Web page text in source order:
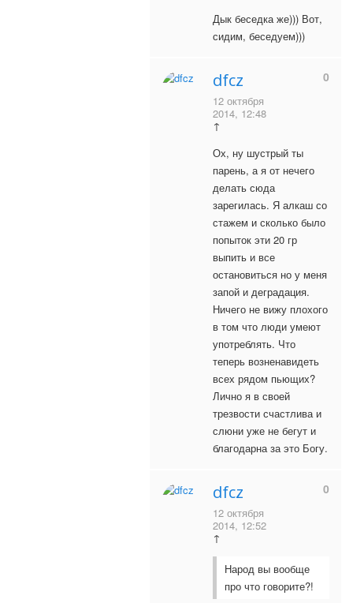
Дык беседка же))) Вот,
сидим, беседуем)))
dfcz
12 октября
2014, 12:48
↑
0
Ох, ну шустрый ты
парень, а я от нечего
делать сюда
зарегилась. Я алкаш со
стажем и сколько было
попыток эти 20 гр
выпить и все
остановиться но у меня
запой и деградация.
Ничего не вижу плохого
в том что люди умеют
употреблять. Что
теперь возненавидеть
всех рядом пьющих?
Лично я в своей
трезвости счастлива и
слюни уже не бегут и
благодарна за это Богу.
dfcz
12 октября
2014, 12:52
↑
0
Народ вы вообще
про что говорите?!